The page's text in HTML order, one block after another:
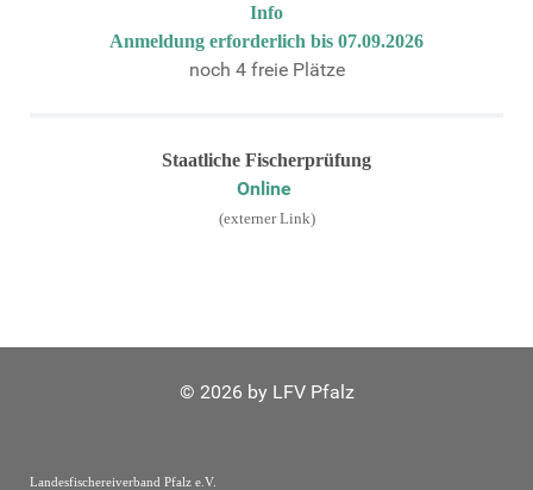
Info
Anmeldung erforderlich bis 07.09.2026
noch 4 freie Plätze
Staatliche Fischerprüfung
Online
(externer Link)
© 2026 by LFV Pfalz
Landesfischereiverband Pfalz e.V.